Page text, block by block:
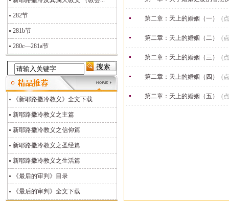
282节
281b节
280c—281a节
《新耶路撒冷教义》全文下载
新耶路撒冷教义之主篇
新耶路撒冷教义之信仰篇
新耶路撒冷教义之圣经篇
新耶路撒冷教义之生活篇
《最后的审判》目录
《最后的审判》全文下载
第二章：天上的婚姻（一） (
第二章：天上的婚姻（二） (
第二章：天上的婚姻（三） (
第二章：天上的婚姻（四） (
第二章：天上的婚姻（五） (